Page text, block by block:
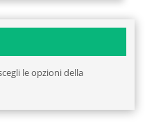
le opzioni della